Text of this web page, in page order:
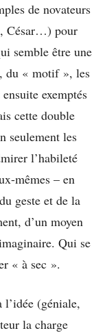
de novateurs
César…) pour
semble être une
du « motif », les
exemptés
cette double
seulement les
l’habileté
mêmes – en
geste et de la
d’un moyen
Qui se
« à sec ».
(géniale,
la charge